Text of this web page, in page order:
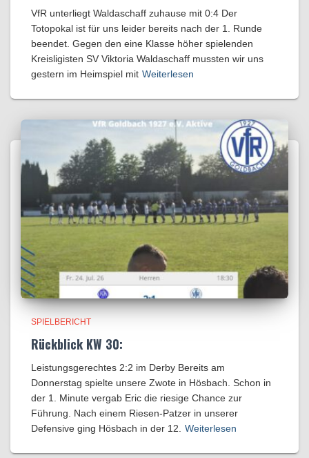
VfR unterliegt Waldaschaff zuhause mit 0:4​ Der
Totopokal ist für uns leider bereits nach der 1. Runde
beendet. Gegen den eine Klasse höher spielenden
Kreisligisten SV Viktoria Waldaschaff mussten wir uns
gestern im Heimspiel mit Weiterlesen
SPIELBERICHT
Rückblick KW 30:
Leistungsgerechtes 2:2 im Derby Bereits am
Donnerstag spielte unsere Zwote in Hösbach. Schon in
der 1. Minute vergab Eric die riesige Chance zur
Führung. Nach einem Riesen-Patzer in unserer
Defensive ging Hösbach in der 12.
Weiterlesen